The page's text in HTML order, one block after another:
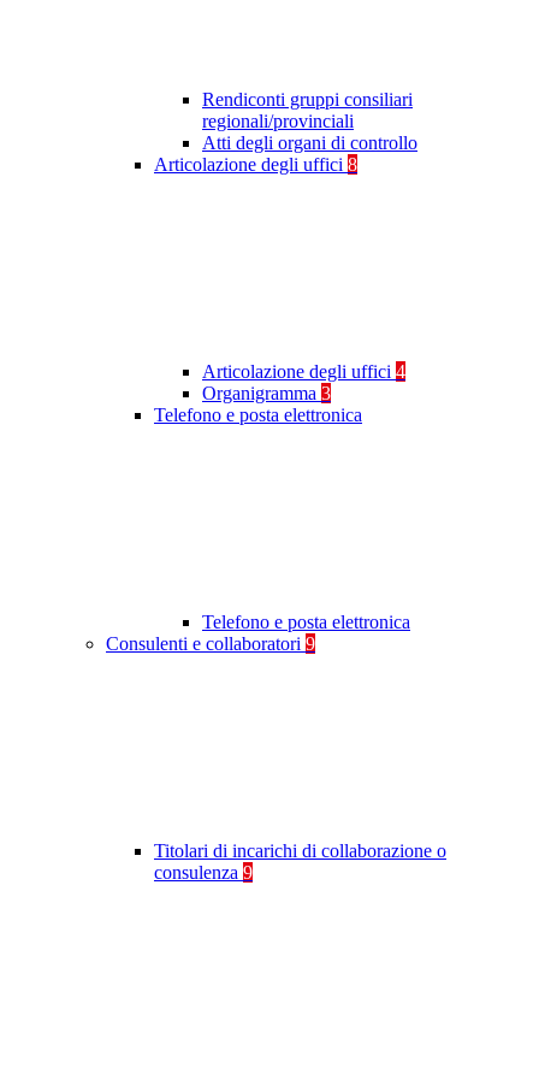
Rendiconti gruppi consiliari
regionali/provinciali
Atti degli organi di controllo
Articolazione degli uffici 8
Articolazione degli uffici 4
Organigramma 3
Telefono e posta elettronica
Telefono e posta elettronica
Consulenti e collaboratori 9
Titolari di incarichi di collaborazione o
consulenza 9